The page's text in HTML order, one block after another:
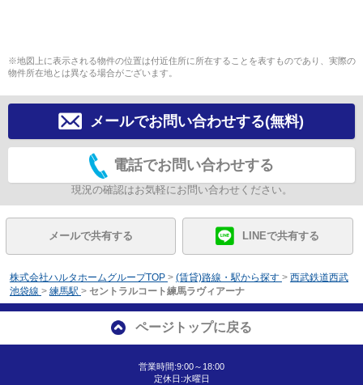
※地図上に表示される物件の位置は付近住所に所在することを表すものであり、実際の
物件所在地とは異なる場合がございます。
メールでお問い合わせする(無料)
電話でお問い合わせする
現況の確認はお気軽にお問い合わせください。
メールで共有する LINEで共有する
株式会社ハルタホームグループTOP > (賃貸)路線・駅から探す > 西武鉄道西武
池袋線 > 練馬駅 > セントラルコート練馬ラヴィアーナ
ページトップに戻る
営業時間:9:00～18:00
定休日:水曜日